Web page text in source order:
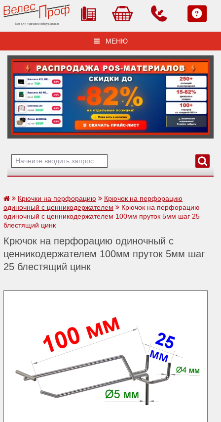
Все для торгового оборудования
МЕНЮ
Крючки на перфорацию
Крючок на перфорацию
одиночный с ценникодержателем
Крючок на перфорацию
одиночный с ценникодержателем 100мм пруток 5мм шаг 25
блестящий цинк
Крючок на перфорацию одиночный с
ценникодержателем 100мм пруток 5мм шаг
25 блестящий цинк